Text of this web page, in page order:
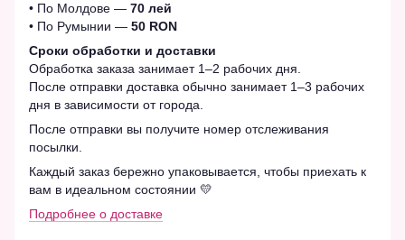
• По Молдове — 70 лей
• По Румынии — 50 RON
Сроки обработки и доставки
Обработка заказа занимает 1–2 рабочих дня.
После отправки доставка обычно занимает 1–3 рабочих
дня в зависимости от города.
После отправки вы получите номер отслеживания
посылки.
Каждый заказ бережно упаковывается, чтобы приехать к
вам в идеальном состоянии 💛
Подробнее о доставке